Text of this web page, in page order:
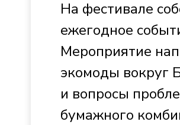
На фестивале
ежегодное
Мероприятие
экомоды вокруг
и вопросы
бумажного